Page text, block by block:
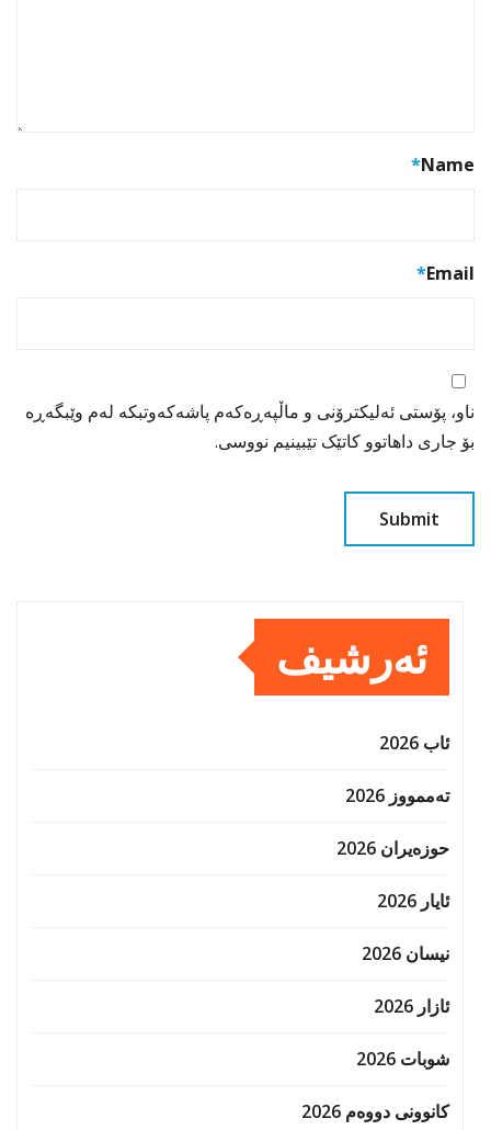
Name
*
Email
*
ناو، پۆستی ئەلیکترۆنی و ماڵپەڕەکەم پاشەکەوتبکە لەم وێبگەڕە
بۆ جاری داهاتوو کاتێک تێبینیم نووسی.
ئەرشیف
ئاب 2026
تەممووز 2026
حوزه‌یران 2026
ئایار 2026
نیسان 2026
ئازار 2026
شوبات 2026
کانوونی دووەم 2026